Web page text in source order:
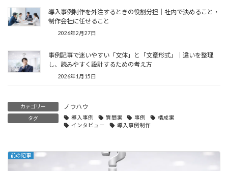
導入事例制作を外注するときの役割分担｜社内で決めること・
制作会社に任せること
2026年2月27日
事例記事で迷いやすい「文体」と「文章形式」｜違いを整理
し、読みやすく設計するための考え方
2026年1月15日
カテゴリー ノウハウ
タグ 導入事例 質問案 事例
構成案
インタビュー
導入事例制作
前の記事